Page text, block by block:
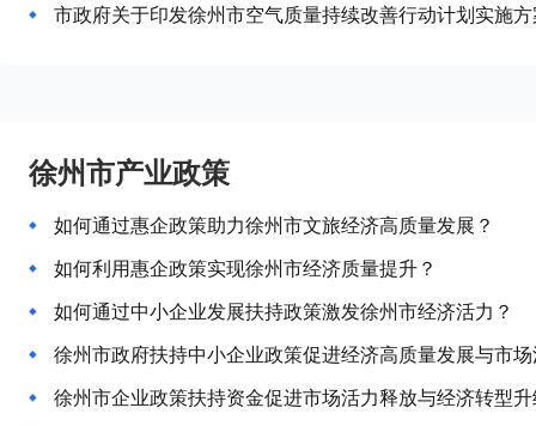
市政府关于印发徐州市空气质量持续改善行动计划实施
徐州市产业政策
如何通过惠企政策助力徐州市文旅经济高质量发展？
如何利用惠企政策实现徐州市经济质量提升？
如何通过中小企业发展扶持政策激发徐州市经济活力？
徐州市政府扶持中小企业政策促进经济高质量发展与市
徐州市企业政策扶持资金促进市场活力释放与经济转型